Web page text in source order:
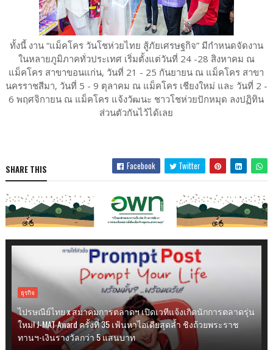
ทั้งนี้ งาน “แม็คโคร วันโชห่วยไทย สู้ภัยเศรษฐกิจ” มีกำหนดจัดงาน
ในหลายภูมิภาคทั่วประเทศ เริ่มตั้งแต่วันที่ 24 -28 สิงหาคม ณ
แม็คโคร สาขาขอนแก่น, วันที่ 21 - 25 กันยายน ณ แม็คโคร สาขา
นครราชสีมา, วันที่ 5 - 9 ตุลาคม ณ แม็คโคร เชียงใหม่ และ วันที่ 2 -
6 พฤศจิกายน ณ แม็คโคร แจ้งวัฒนะ ชาวโชห่วยปักหมุด ลงปฏิทิน
ส่วนตัวกันไว้ได้เลย
SHARE THIS Facebook Twitter
ธุรกิจ
ไปรษณีย์ไทย x สมาคมการตลาดฯ เปิดเวทีแจ้งเกิดนักการตลาดรุ่น
ใหม่! J-MAT Award ครั้งที่ 35 เฟ้นหาไอเดียสุดล้ำ ชิงถ้วยพระราช
ทานฯ-เงินรางวัลกว่า 5 แสนบาท